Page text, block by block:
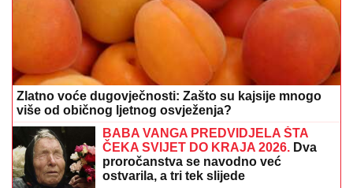
Zlatno voće dugovječnosti: Zašto su kajsije mnogo
više od običnog ljetnog osvježenja?
BABA VANGA PREDVIDJELA ŠTA
ČEKA SVIJET DO KRAJA 2026. Dva
proročanstva se navodno već
ostvarila, a tri tek slijede